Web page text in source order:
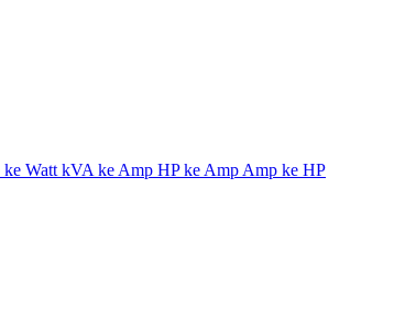
Watt kVA ke Amp HP ke Amp Amp ke HP